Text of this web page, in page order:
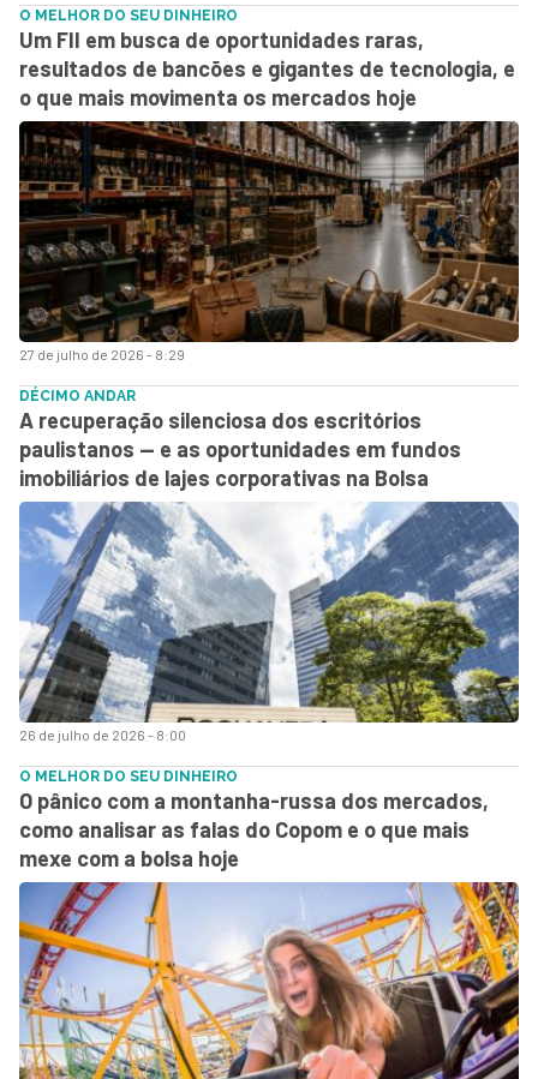
27 de julho de 2026 - 8:29
O MELHOR DO SEU DINHEIRO
Um FII em busca de oportunidades raras,
resultados de bancões e gigantes de tecnologia, e
o que mais movimenta os mercados hoje
26 de julho de 2026 - 8:00
DÉCIMO ANDAR
A recuperação silenciosa dos escritórios
paulistanos — e as oportunidades em fundos
imobiliários de lajes corporativas na Bolsa
O MELHOR DO SEU DINHEIRO
O pânico com a montanha-russa dos mercados,
como analisar as falas do Copom e o que mais
mexe com a bolsa hoje